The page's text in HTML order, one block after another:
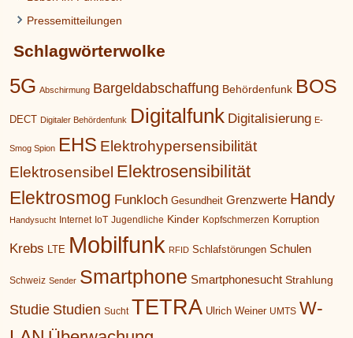
Pressemitteilungen
Schlagwörterwolke
5G Abschirmung Bargeldabschaffung Behördenfunk BOS
DECT Digitaler Behördenfunk Digitalfunk Digitalisierung E-
Smog Spion EHS Elektrohypersensibilität
Elektrosensibel Elektrosensibilität
Elektrosmog Funkloch Gesundheit Grenzwerte Handy
Handysucht Internet IoT Jugendliche Kinder Kopfschmerzen Korruption
Krebs LTE Mobilfunk RFID Schlafstörungen Schulen
Schweiz Sender Smartphone Smartphonesucht Strahlung
Studie Studien Sucht TETRA Ulrich Weiner UMTS W-